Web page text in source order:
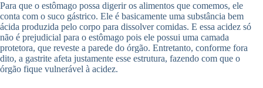
Para que o estômago possa digerir os alimentos que comemos, ele
conta com o suco gástrico. Ele é basicamente uma substância bem
ácida produzida pelo corpo para dissolver comidas. E essa acidez só
não é prejudicial para o estômago pois ele possui uma camada
protetora, que reveste a parede do órgão. Entretanto, conforme fora
dito, a gastrite afeta justamente esse estrutura, fazendo com que o
órgão fique vulnerável à acidez.